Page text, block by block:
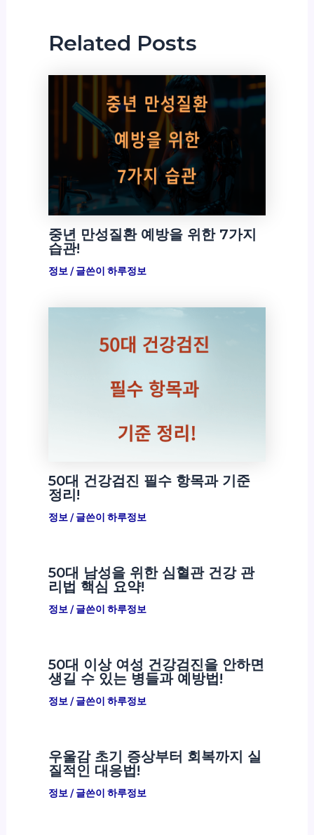
Related Posts
중년 만성질환 예방을 위한 7가지
습관!
정보/ 글쓴이 하루정보
50대 건강검진 필수 항목과 기준
정리!
정보/ 글쓴이 하루정보
50대 남성을 위한 심혈관 건강 관
리법 핵심 요약!
정보/ 글쓴이 하루정보
50대 이상 여성 건강검진을 안하면
생길 수 있는 병들과 예방법!
정보/ 글쓴이 하루정보
우울감 초기 증상부터 회복까지 실
질적인 대응법!
정보/ 글쓴이 하루정보